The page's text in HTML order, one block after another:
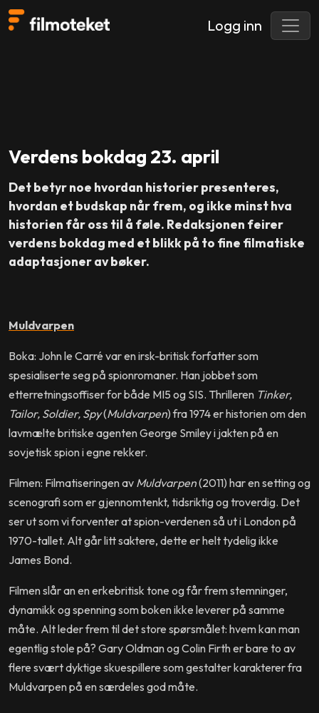
Logg inn
Verdens bokdag 23. april
Det betyr noe hvordan historier presenteres,
hvordan et budskap når frem, og ikke minst hva
historien får oss til å føle. Redaksjonen feirer
verdens bokdag med et blikk på to fine filmatiske
adaptasjoner av bøker.
Muldvarpen
Boka: John le Carré var en irsk-britisk forfatter som
spesialiserte seg på spionromaner. Han jobbet som
etterretningsoffiser for både MI5 og SIS. Thrilleren Tinker,
Tailor, Soldier, Spy(Muldvarpen) fra 1974 er historien om den
lavmælte britiske agenten George Smiley i jakten på en
sovjetisk spion i egne rekker.
Filmen: Filmatiseringen av Muldvarpen(2011) har en setting og
scenografi som er gjennomtenkt, tidsriktig og troverdig. Det
ser ut som vi forventer at spion-verdenen så ut i London på
1970-tallet. Alt går litt saktere, dette er helt tydelig ikke
James Bond.
Filmen slår an en erkebritisk tone og får frem stemninger,
dynamikk og spenning som boken ikke leverer på samme
måte. Alt leder frem til det store spørsmålet: hvem kan man
egentlig stole på? Gary Oldman og Colin Firth er bare to av
flere svært dyktige skuespillere som gestalter karakterer fra
Muldvarpen på en særdeles god måte.